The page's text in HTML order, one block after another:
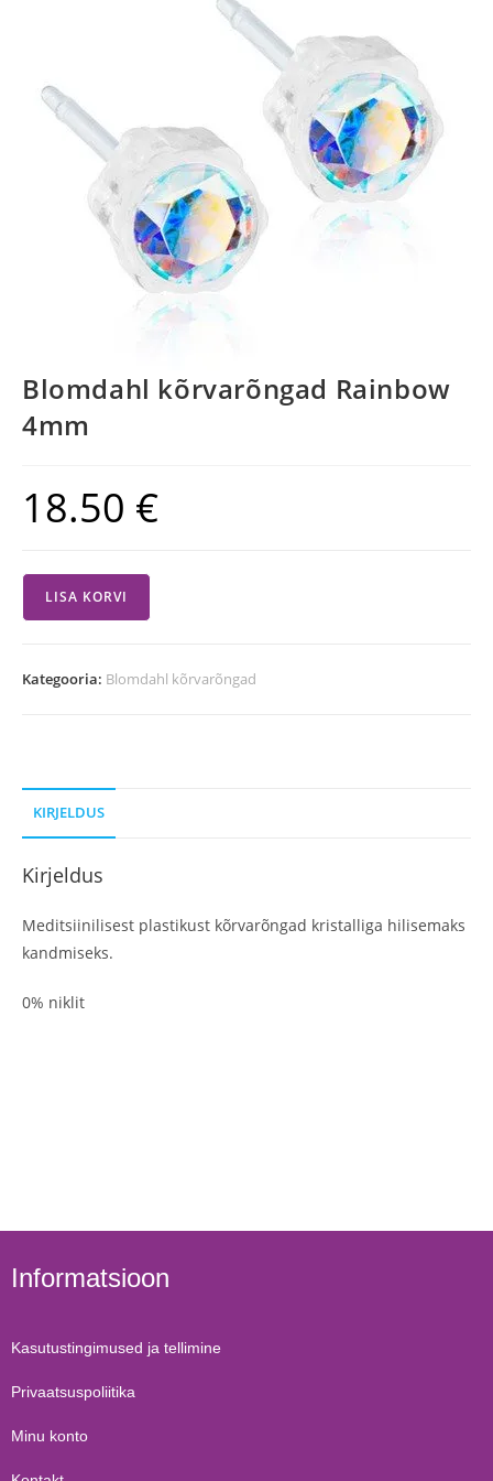
Blomdahl kõrvarõngad Rainbow
4mm
18.50 €
LISA KORVI
Kategooria: Blomdahl kõrvarõngad
KIRJELDUS
Kirjeldus
Meditsiinilisest plastikust kõrvarõngad kristalliga hilisemaks
kandmiseks.
0% niklit
Informatsioon
Kasutustingimused ja tellimine
Privaatsuspoliitika
Minu konto